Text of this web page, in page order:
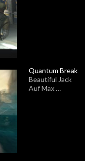
Quantum Break
Beautiful Jack
Auf Max …